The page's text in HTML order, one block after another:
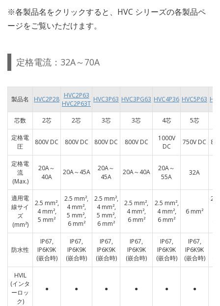
※各製品名をクリックすると、HVC シリーズの各製品ペ
ージをご覧いただけます。
定格電流：32A～70A
製品名 HVC2P28 HVC2P63
HVC2P63T
HVC3P63 HVC3PG63 HVC4P36 HVC5P63
芯数 2芯 2芯 3芯 3芯 4芯 5芯
定格電
圧
800V DC 800V DC 800V DC 800V DC
1000V
DC
750V DC
定格電
流
(Max.)
20A～
40A
20A～45A
20A～
45A
20A～40A
20A～
55A
32A
適用電
線サイ
ズ
(mm²)
2.5 mm²,
4 mm²,
5 mm²
2.5 mm²,
4 mm²,
5 mm²,
6 mm²
2.5 mm²,
4 mm²,
5 mm²,
6 mm²
2.5 mm²,
4 mm²,
6 mm²
2.5 mm²,
4 mm²,
6 mm²
6 mm²
2.5
防水性
IP67,
IP6K9K
(嵌合時)
IP67,
IP6K9K
(嵌合時)
IP67,
IP6K9K
(嵌合時)
IP67,
IP6K9K
(嵌合時)
IP67,
IP6K9K
(嵌合時)
IP67,
IP6K9K
(嵌合時)
HVIL
(インタ
ーロッ
ク)
● ● ● ● ● ●